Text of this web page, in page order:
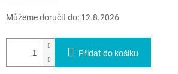
Můžeme doručit do: 12.8.2026
Přidat do košíku